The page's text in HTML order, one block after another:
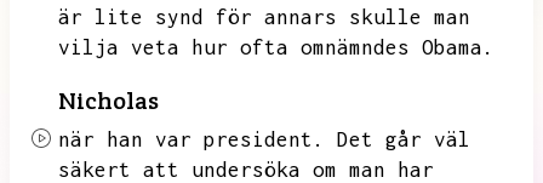
är lite synd för annars skulle man
vilja veta hur ofta omnämndes Obama.
Nicholas
när han var president.
Det går väl
säkert att undersöka om man har